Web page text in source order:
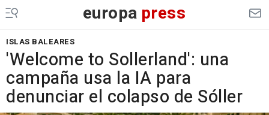
europa press
ISLAS BALEARES
'Welcome to Sollerland': una
campaña usa la IA para
denunciar el colapso de Sóller